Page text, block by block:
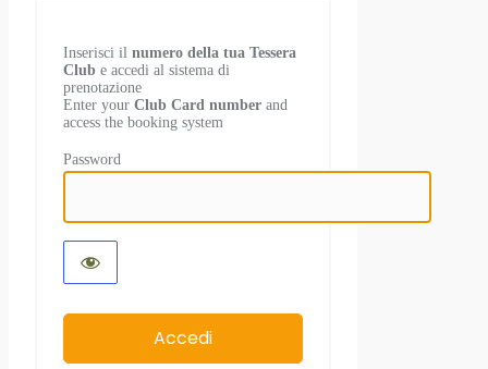
Inserisci il numero della tua Tessera
Club e accedi al sistema di
prenotazione
Enter your Club Card number and
access the booking system
Password